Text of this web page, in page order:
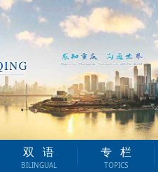
双语
BILINGUAL
专栏
TOPICS